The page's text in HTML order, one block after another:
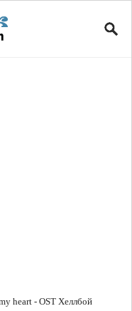
heart - OST Хеллбой